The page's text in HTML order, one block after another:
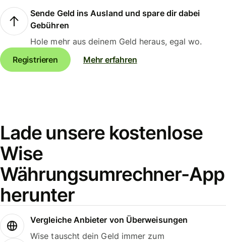
Sende Geld ins Ausland und spare dir dabei
Gebühren
Hole mehr aus deinem Geld heraus, egal wo.
Registrieren
Mehr erfahren
Lade unsere kostenlose
Wise
Währungsumrechner-App
herunter
Vergleiche Anbieter von Überweisungen
Wise tauscht dein Geld immer zum